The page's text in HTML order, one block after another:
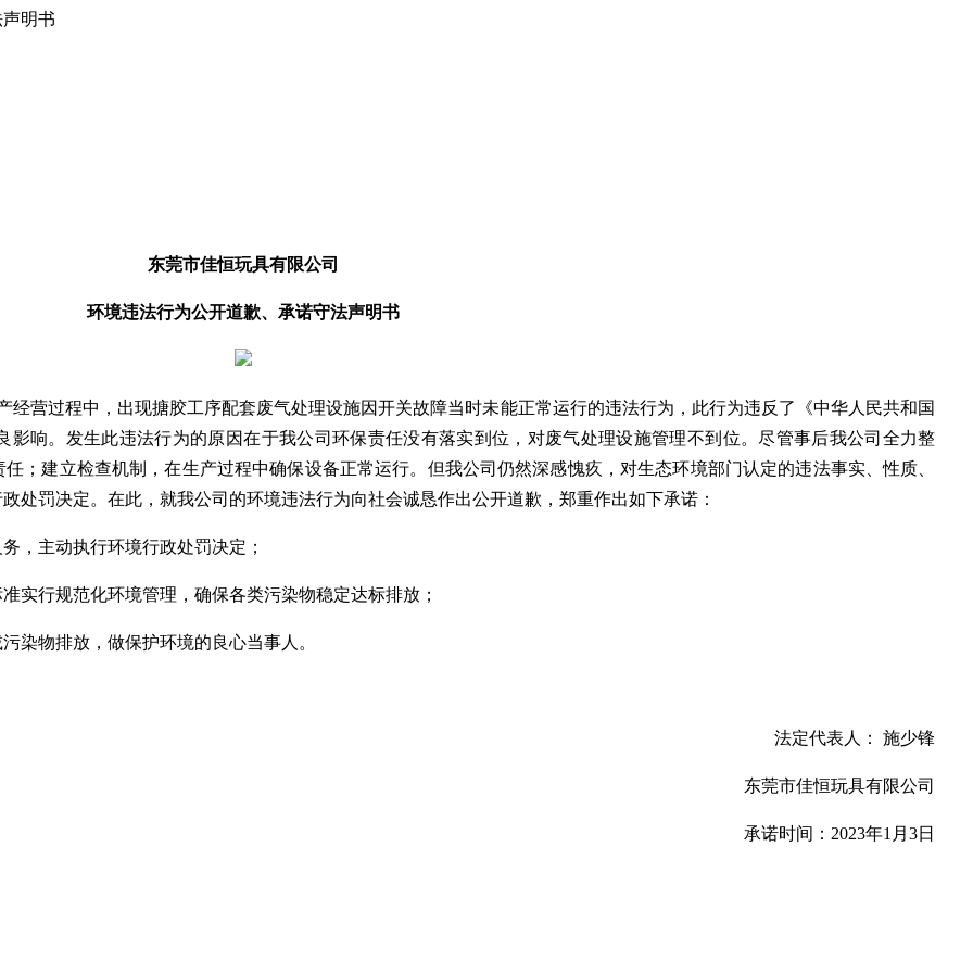
明书
东莞市佳恒玩具有限公司
环境违法行为公开道歉、承诺守法声明书
经营过程中，出现搪胶工序配套废气处理设施因开关故障当时未能正常运行的违法行为，此行为违反了《中华人民共和国
响。发生此违法行为的原因在于我公司环保责任没有落实到位，对废气处理设施管理不到位。尽管事后我公司全力整
；建立检查机制，在生产过程中确保设备正常运行。但我公司仍然深感愧疚，对生态环境部门认定的违法事实、性质、
处罚决定。在此，就我公司的环境违法行为向社会诚恳作出公开道歉，郑重作出如下承诺：
，主动执行环境行政处罚决定；
实行规范化环境管理，确保各类污染物稳定达标排放；
染物排放，做保护环境的良心当事人。
法定代表人： 施少锋
东莞市佳恒玩具有限公司
承诺时间：2023年1月3日